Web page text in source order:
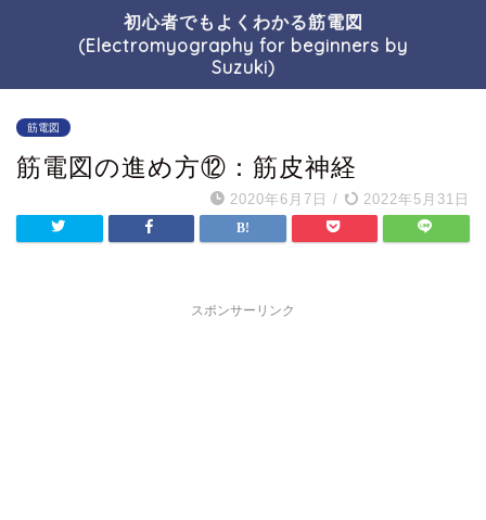
初心者でもよくわかる筋電図
(Electromyography for beginners by
Suzuki)
筋電図
筋電図の進め方⑫：筋皮神経
2020年6月7日 / 2022年5月31日
スポンサーリンク